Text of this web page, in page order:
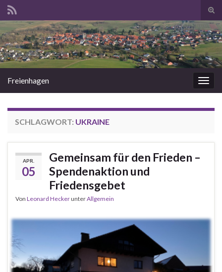
Search for:
Freienhagen
SCHLAGWORT: UKRAINE
APR.
05
Gemeinsam für den Frieden –
Spendenaktion und
Friedensgebet
Von Leonard HeckerunterAllgemein